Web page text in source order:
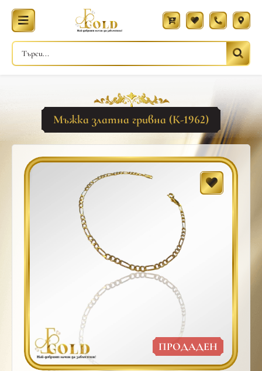
Мъжка златна гривна (К-1962)
ПРОДАДЕН